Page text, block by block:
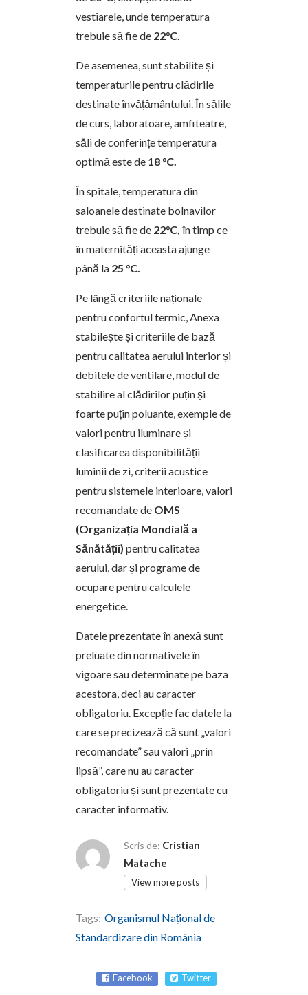
vestiarele, unde temperatura
trebuie să fie de 22°C.
De asemenea, sunt stabilite și
temperaturile pentru clădirile
destinate învățământului. În sălile
de curs, laboratoare, amfiteatre,
săli de conferințe temperatura
optimă este de 18 °C.
În spitale, temperatura din
saloanele destinate bolnavilor
trebuie să fie de 22°C, în timp ce
în maternități aceasta ajunge
până la 25 °C.
Pe lângă criteriile naționale
pentru confortul termic, Anexa
stabilește și criteriile de bază
pentru calitatea aerului interior și
debitele de ventilare, modul de
stabilire al clădirilor puțin și
foarte puțin poluante, exemple de
valori pentru iluminare și
clasificarea disponibilității
luminii de zi, criterii acustice
pentru sistemele interioare, valori
recomandate de OMS
(Organizația Mondială a
Sănătății) pentru calitatea
aerului, dar și programe de
ocupare pentru calculele
energetice.
Datele prezentate în anexă sunt
preluate din normativele în
vigoare sau determinate pe baza
acestora, deci au caracter
obligatoriu. Excepție fac datele la
care se precizează că sunt „valori
recomandate” sau valori „prin
lipsă”, care nu au caracter
obligatoriu și sunt prezentate cu
caracter informativ.
Scris de: Cristian
Matache
View more posts
Tags: Organismul Național de
Standardizare din România
Facebook Twitter